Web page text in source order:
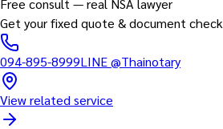
Free consult — real NSA lawyer
Get your fixed quote & document check
094-895-8999LINE@Thainotary
View related service